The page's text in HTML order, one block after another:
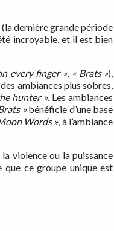
dernière grande période
incroyable, et il est bien
every finger », « Brats »),
des ambiances plus sobres,
hunter ». Les ambiances
»bénéficie d’une base
Words », à l’ambiance
violence ou la puissance
ce groupe unique est